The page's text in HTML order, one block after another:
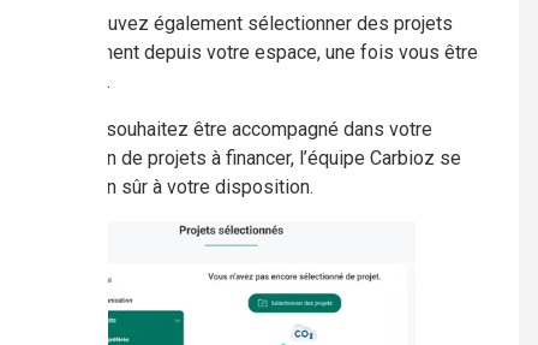
Vous pouvez également sélectionner des projets
directement depuis votre espace, une fois vous être
identifié.
Si vous souhaitez être accompagné dans votre
sélection de projets à financer, l’équipe Carbioz se
tient bien sûr à votre disposition.